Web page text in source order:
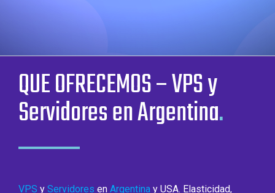
QUE OFRECEMOS – VPS y
Servidores en Argentina.
VPS y Servidores en Argentina y USA. Elasticidad,